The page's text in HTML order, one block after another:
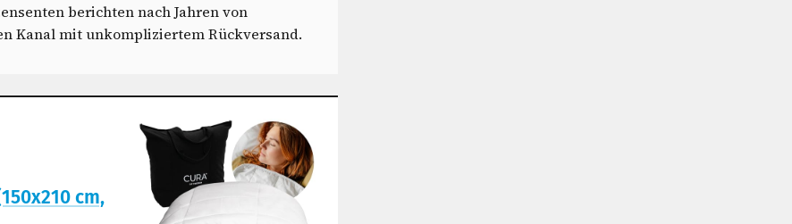
berichten nach Jahren von
Kanal mit unkompliziertem Rückversand.
cm,